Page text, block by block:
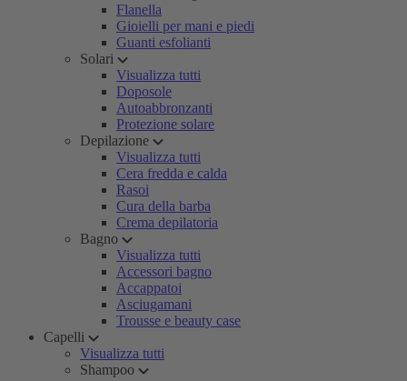
Flanella
Gioielli per mani e piedi
Guanti esfolianti
Solari
Visualizza tutti
Doposole
Autoabbronzanti
Protezione solare
Depilazione
Visualizza tutti
Cera fredda e calda
Rasoi
Cura della barba
Crema depilatoria
Bagno
Visualizza tutti
Accessori bagno
Accappatoi
Asciugamani
Trousse e beauty case
Capelli
Visualizza tutti
Shampoo